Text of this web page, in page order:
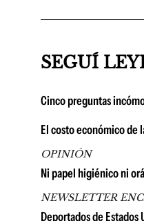
SEGUÍ
Cinco preguntas
El costo económico de
OPINIÓN
Ni papel higiénico ni
NEWSLETTER
Deportados de